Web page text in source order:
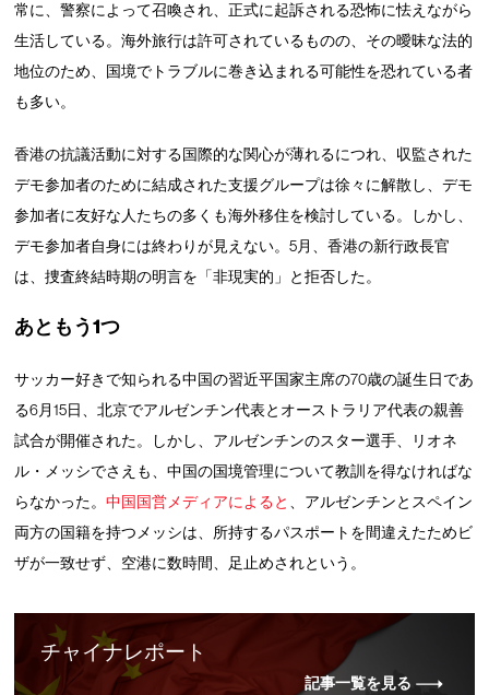
常に、警察によって召喚され、正式に起訴される恐怖に怯えながら
生活している。海外旅行は許可されているものの、その曖昧な法的
地位のため、国境でトラブルに巻き込まれる可能性を恐れている者
も多い。
香港の抗議活動に対する国際的な関心が薄れるにつれ、収監された
デモ参加者のために結成された支援グループは徐々に解散し、デモ
参加者に友好な人たちの多くも海外移住を検討している。しかし、
デモ参加者自身には終わりが見えない。5月、香港の新行政長官
は、捜査終結時期の明言を「非現実的」と拒否した。
あともう1つ
サッカー好きで知られる中国の習近平国家主席の70歳の誕生日であ
る6月15日、北京でアルゼンチン代表とオーストラリア代表の親善
試合が開催された。しかし、アルゼンチンのスター選手、リオネ
ル・メッシでさえも、中国の国境管理について教訓を得なければな
らなかった。中国国営メディアによると
、アルゼンチンとスペイン
両方の国籍を持つメッシは、所持するパスポートを間違えたためビ
ザが一致せず、空港に数時間、足止めされという。
チャイナレポート
記事一覧を見る